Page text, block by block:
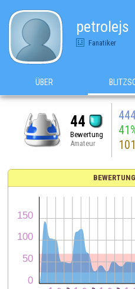
petrolejs
Fanatiker
ÜBER
44
Bewertung
Amateur
101